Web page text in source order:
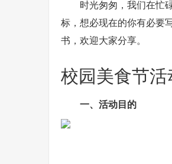
时光匆匆，我们在忙
标，想必现在的你有必要
书，欢迎大家分享。
校园美食节活
一、活动目的